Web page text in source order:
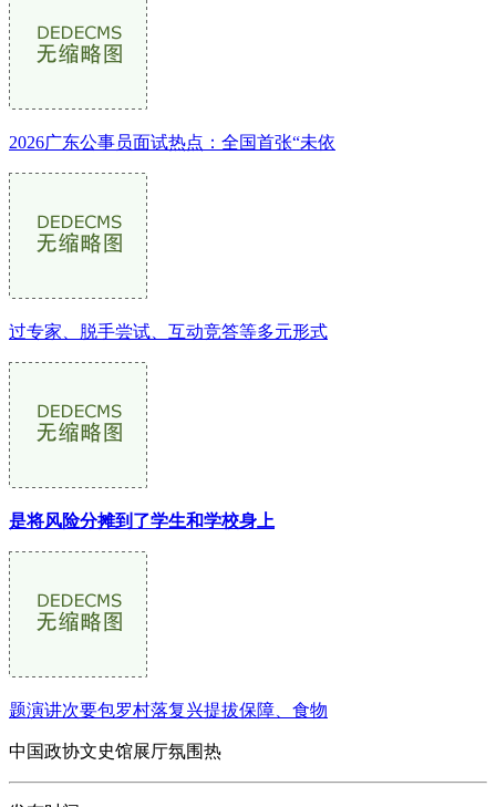
2026广东公事员面试热点：全国首张“未依
过专家、脱手尝试、互动竞答等多元形式
是将风险分摊到了学生和学校身上
题演讲次要包罗村落复兴提拔保障、食物
中国政协文史馆展厅氛围热